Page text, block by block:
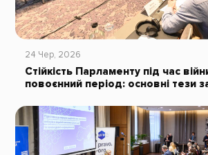
24 Чер, 2026
Стійкість Парламенту під час
повоєнний період: основні тези